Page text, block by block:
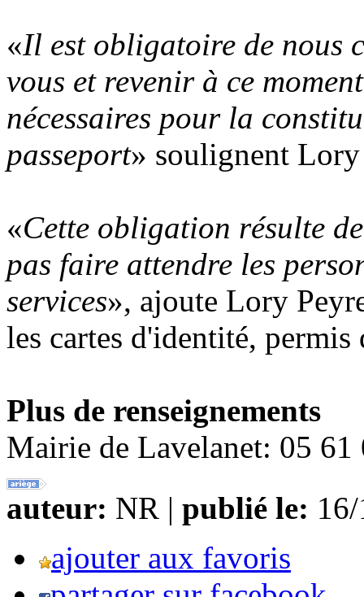
«Il est obligatoire de nous
vous et revenir à ce
nécessaires pour la
passeport» soulignent
«Cette obligation résulte
pas faire attendre les
services», ajoute Lory
les cartes d'identité, permis
Plus de renseignements
Mairie de Lavelanet: 05 61
auteur: NR | publié le:
ajouter aux favoris